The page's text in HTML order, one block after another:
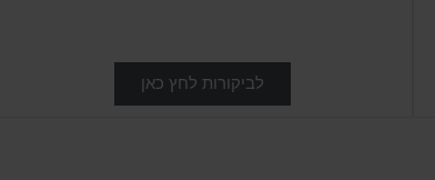
לביקורות לחץ כאן